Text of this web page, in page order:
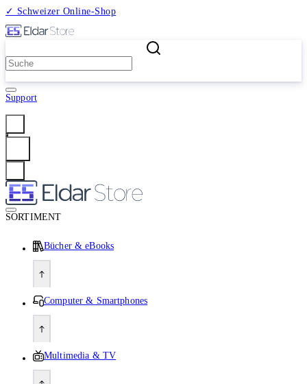
✓ Schweizer Online-Shop
Support
SORTIMENT
Bücher & eBooks
Computer & Smartphones
Multimedia & TV